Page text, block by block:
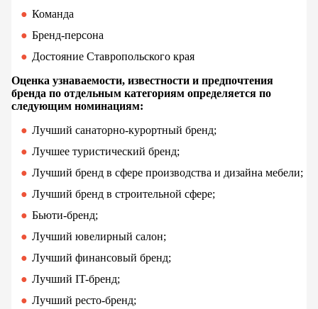
Команда
Бренд-персона
Достояние Ставропольского края
Оценка узнаваемости, известности и предпочтения
бренда по отдельным категориям определяется по
следующим номинациям:
Лучший санаторно-курортный бренд;
Лучшее туристический бренд;
Лучший бренд в сфере производства и дизайна мебели;
Лучший бренд в строительной сфере;
Бьюти-бренд;
Лучший ювелирный салон;
Лучший финансовый бренд;
Лучший IT-бренд;
Лучший ресто-бренд;